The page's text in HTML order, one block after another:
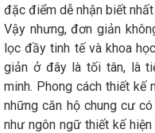
đặc điểm dễ nhận biết
Vậy nhưng, đơn giản
lọc đầy tinh tế và khoa
giản ở đây là tối tân, là
minh. Phong cách thiết kế
những căn hộ chung cư
như ngôn ngữ thiết kế